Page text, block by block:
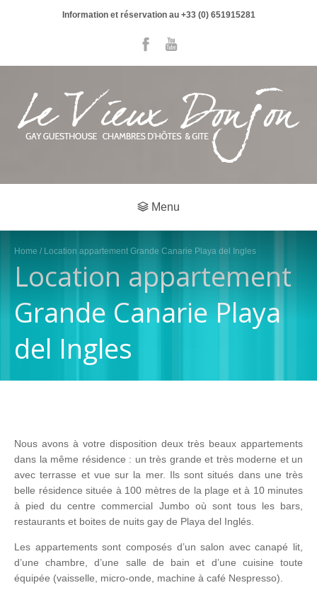
Information et réservation au +33 (0) 651915281
Menu
Home / Location appartement Grande Canarie Playa del Ingles
Location appartement
Grande Canarie Playa
del Ingles
Nous avons à votre disposition deux très beaux appartements
dans la même résidence : un très grande et très moderne et un
avec terrasse et vue sur la mer. Ils sont situés dans une très
belle résidence située à 100 mètres de la plage et à 10 minutes
à pied du centre commercial Jumbo où sont tous les bars,
restaurants et boites de nuits gay de Playa del Inglés.
Les appartements sont composés d’un salon avec canapé lit,
d’une chambre, d’une salle de bain et d’une cuisine toute
équipée (vaisselle, micro-onde, machine à café Nespresso).